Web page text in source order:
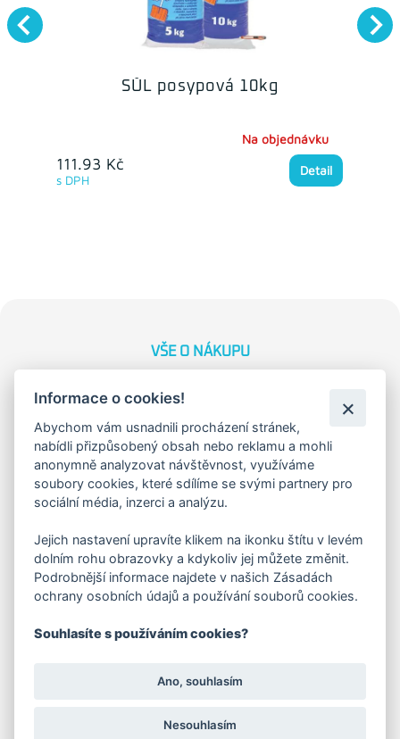
SŮL posypová 10kg
111.93 Kč
s DPH
Na objednávku
Detail
VŠE O NÁKUPU
Obchodní podmínky
Náhradní plnění
Ochrana osobních údajů
Zásady použití cookies
O společnosti
Kariéra
Kontakty
Družstevní 1394/12
DIČ: CZ28404009
Informace o cookies!
Abychom vám usnadnili procházení stránek,
nabídli přizpůsobený obsah nebo reklamu a mohli
anonymně analyzovat návštěvnost, využíváme
soubory cookies, které sdílíme se svými partnery pro
sociální média, inzerci a analýzu.
Jejich nastavení upravíte klikem na ikonku štítu v levém
dolním rohu obrazovky a kdykoliv jej můžete změnit.
Podrobnější informace najdete v našich Zásadách
ochrany osobních údajů a používání souborů cookies.
Souhlasíte s používáním cookies?
Ano, souhlasím
Nesouhlasím